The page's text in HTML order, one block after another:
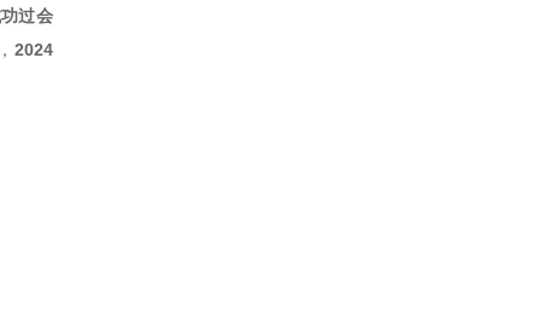
过会
2024